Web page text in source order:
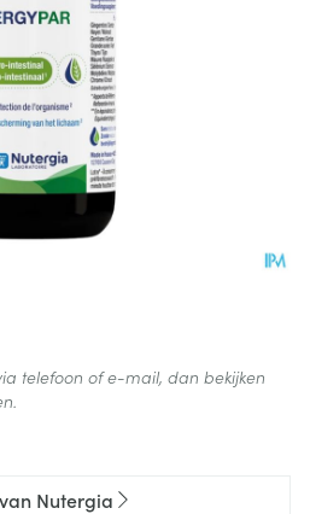
telefoon of e-mail, dan bekijken
Nutergia